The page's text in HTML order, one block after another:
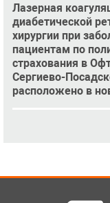
Лазерная
диабетической
хирургии при
пациентам по
страхования в
Сергиево-
расположено в